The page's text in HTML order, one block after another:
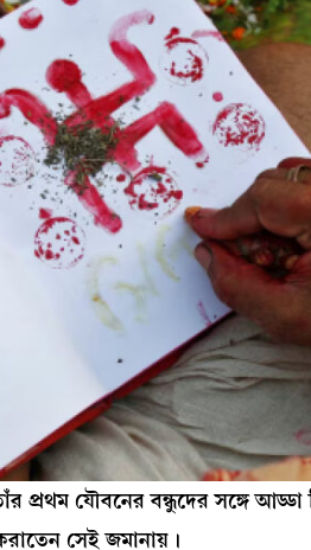
প্রথম যৌবনের বন্ধুদের সঙ্গে
সেই জমানায়।